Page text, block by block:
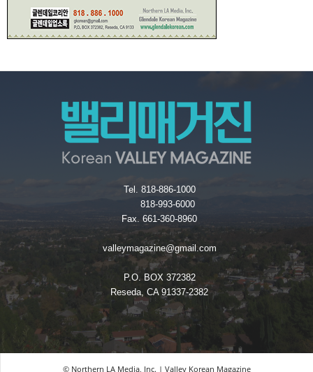
Tel. 818-886-1000
818-993-6000
Fax. 661-360-8960
valleymagazine@gmail.com
P.O. BOX 372382
Reseda, CA 91337-2382
© Northern LA Media, Inc. | Valley Korean Magazine